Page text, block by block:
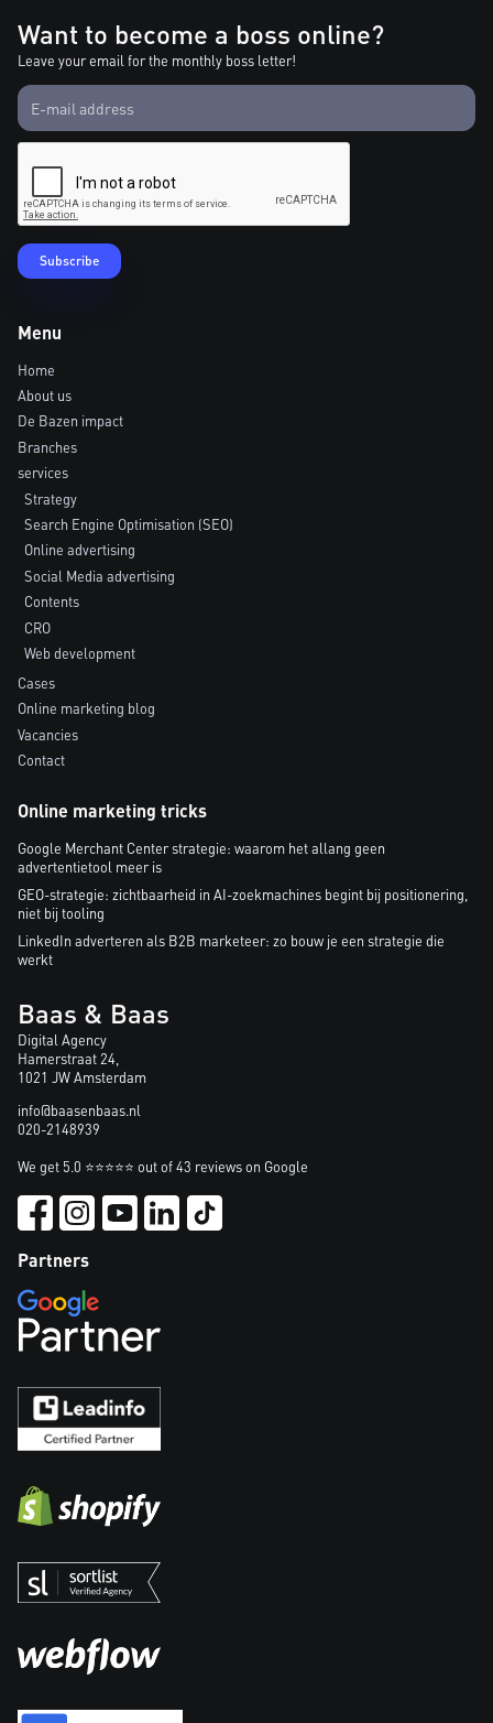
Want to become a boss online?
Leave your email for the monthly boss letter!
Menu
Home
About us
De Bazen impact
Branches
services
Strategy
Search Engine Optimisation (SEO)
Online advertising
Social Media advertising
Contents
CRO
Web development
Cases
Online marketing blog
Vacancies
Contact
Online marketing tricks
Google Merchant Center strategie: waarom het allang geen
advertentietool meer is
GEO-strategie: zichtbaarheid in AI-zoekmachines begint bij positionering,
niet bij tooling
LinkedIn adverteren als B2B marketeer: zo bouw je een strategie die
werkt
Baas & Baas
Digital Agency
Hamerstraat 24,
1021 JW Amsterdam
info@baasenbaas.nl
020-2148939
We get 5.0 ⭐⭐⭐⭐⭐ out of 43 reviews on Google
Partners